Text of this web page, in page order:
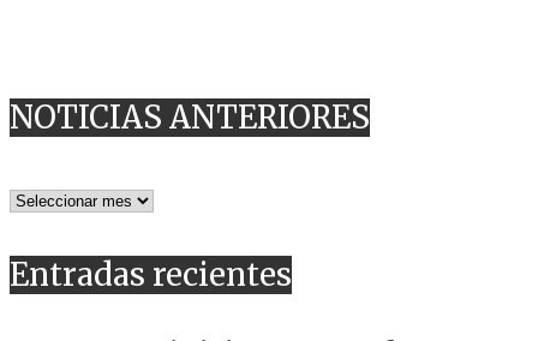
NOTICIAS ANTERIORES
NOTICIAS
Entradas recientes